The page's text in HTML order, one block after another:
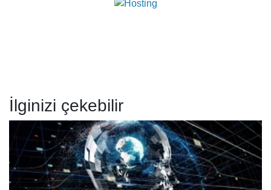
İlginizi çekebilir